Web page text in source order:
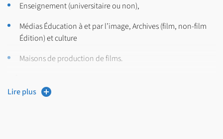
Enseignement (universitaire ou non),
Médias Éducation à et par l’image, Archives (film, non-film
Édition) et culture
Maisons de production de films.
Lire plus